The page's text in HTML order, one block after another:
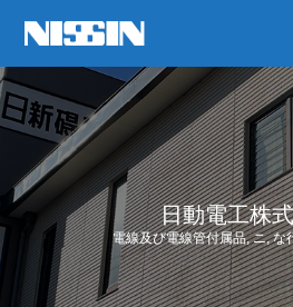
日動電工株
電線及び電線管付属品,ニ,な